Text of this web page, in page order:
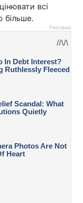
всі
більше.
Реклама